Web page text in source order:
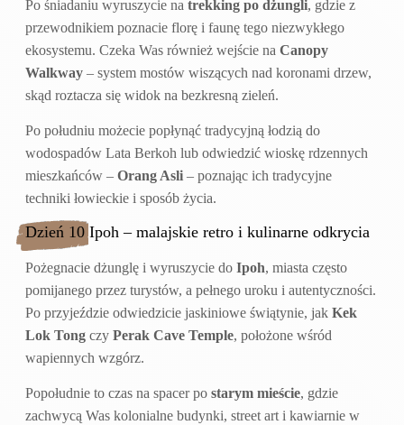
Po śniadaniu wyruszycie na trekking po dżungli, gdzie z
przewodnikiem poznacie florę i faunę tego niezwykłego
ekosystemu. Czeka Was również wejście na Canopy
Walkway – system mostów wiszących nad koronami drzew,
skąd roztacza się widok na bezkresną zieleń.
Po południu możecie popłynąć tradycyjną łodzią do
wodospadów Lata Berkoh lub odwiedzić wioskę rdzennych
mieszkańców – Orang Asli – poznając ich tradycyjne
techniki łowieckie i sposób życia.
Dzień 10 Ipoh – malajskie retro i kulinarne odkrycia
Pożegnacie dżunglę i wyruszycie do Ipoh, miasta często
pomijanego przez turystów, a pełnego uroku i autentyczności.
Po przyjeździe odwiedzicie jaskiniowe świątynie, jak Kek
Lok Tong czy Perak Cave Temple, położone wśród
wapiennych wzgórz.
Popołudnie to czas na spacer po starym mieście, gdzie
zachwycą Was kolonialne budynki, street art i kawiarnie w